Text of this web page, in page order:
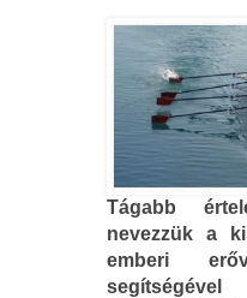
Tágabb
nevezzük a
emberi